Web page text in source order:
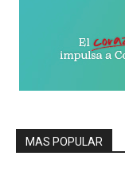
MAS POPULAR